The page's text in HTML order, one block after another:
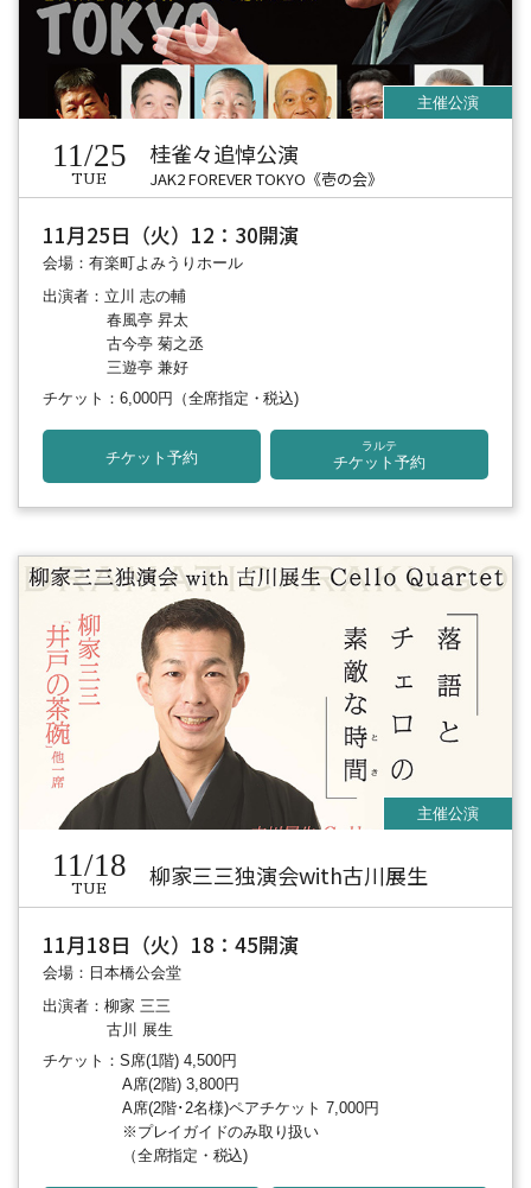
11/25
TUE
桂雀々追悼公演
JAK2 FOREVER TOKYO《壱の会》
11月25日（火）12：30開演
会場：有楽町よみうりホール
出演者：立川 志の輔
春風亭 昇太
古今亭 菊之丞
三遊亭 兼好
チケット：6,000円
（全席指定・税込)
チケット予約
ラルテ
チケット予約
11/18
TUE 柳家三三独演会with古川展生
11月18日（火）18：45開演
会場：日本橋公会堂
出演者：柳家 三三
古川 展生
チケット：S席(1階) 4,500円
A席(2階) 3,800円
A席(2階･2名様)ペアチケット 7,000円
※プレイガイドのみ取り扱い
（全席指定・税込)